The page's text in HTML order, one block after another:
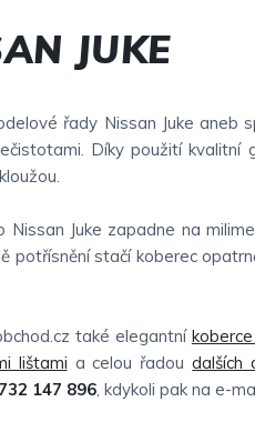
JUKE
řady Nissan Juke aneb
Díky použití kvalitní
Juke zapadne na
stačí koberec
také elegantní
lištami a celou řadoudalších
732 147 896, kdykoli pak na e-